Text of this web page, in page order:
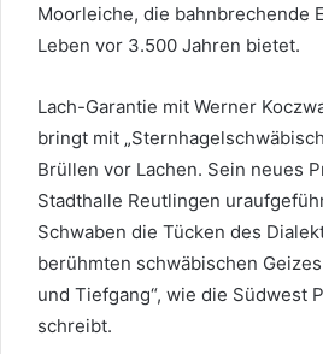
Moorleiche, die bahnbrechende
Leben vor 3.500 Jahren bietet.
Lach-Garantie mit Werner
bringt mit
Brüllen vor Lachen. Sein neues
Stadthalle Reutlingen
Schwaben die Tücken des
berühmten schwäbischen
und Tiefgang“, wie die Südwest
schreibt.